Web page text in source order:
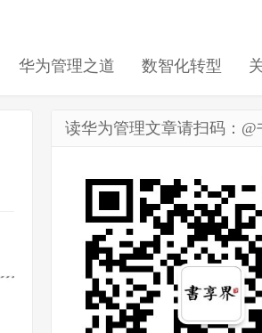
华为管理之道 数智化转型
读华为管理文章请扫码：@